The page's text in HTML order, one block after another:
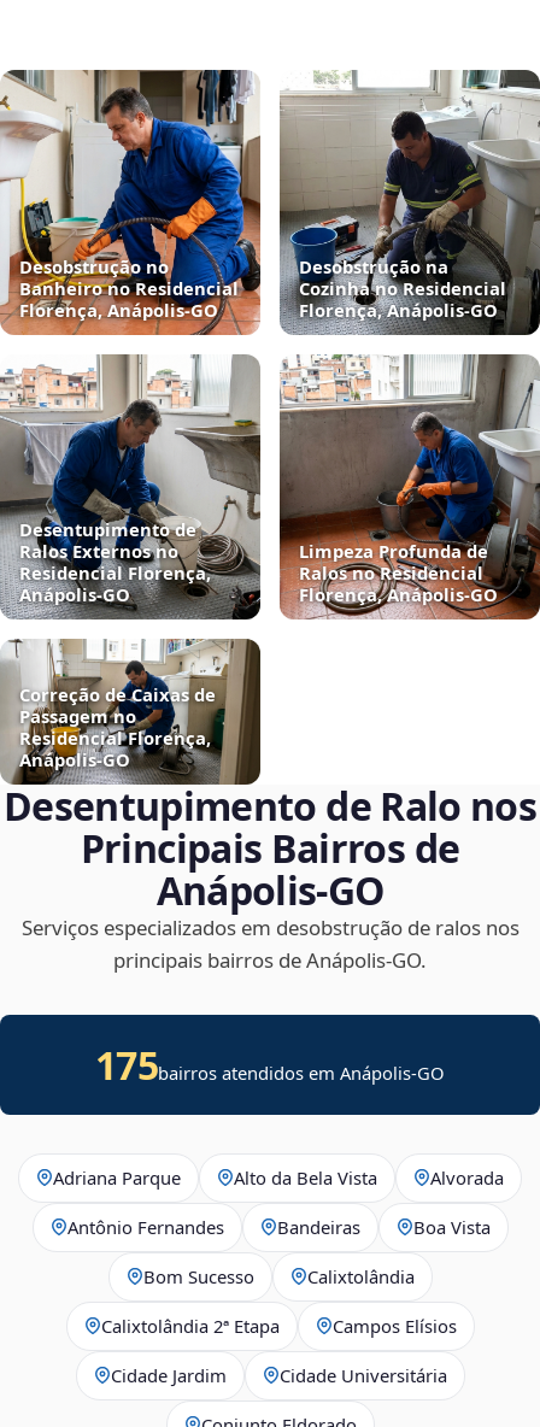
Desobstrução no
Banheiro no Residencial
Florença, Anápolis‑GO
Desobstrução na
Cozinha no Residencial
Florença, Anápolis‑GO
Desentupimento de
Ralos Externos no
Residencial Florença,
Anápolis‑GO
Limpeza Profunda de
Ralos no Residencial
Florença, Anápolis‑GO
Correção de Caixas de
Passagem no
Residencial Florença,
Anápolis‑GO
Desentupimento de Ralo nos
Principais Bairros de
Anápolis‑GO
Serviços especializados em desobstrução de ralos nos
principais bairros de Anápolis‑GO.
175bairros atendidos em Anápolis-GO
Adriana Parque Alto da Bela Vista Alvorada
Antônio Fernandes Bandeiras Boa Vista
Bom Sucesso Calixtolândia
Calixtolândia 2ª Etapa Campos Elísios
Cidade Jardim Cidade Universitária